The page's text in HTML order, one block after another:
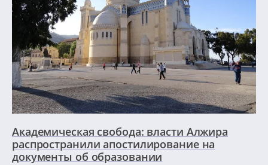
Академическая свобода: власти Алжира
распространили апостилирование на
документы об образовании